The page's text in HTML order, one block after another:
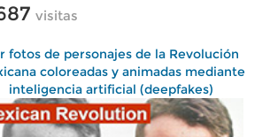
visitas
fotos de personajes de la Revolución
coloreadas y animadas mediante
inteligencia artificial (deepfakes)